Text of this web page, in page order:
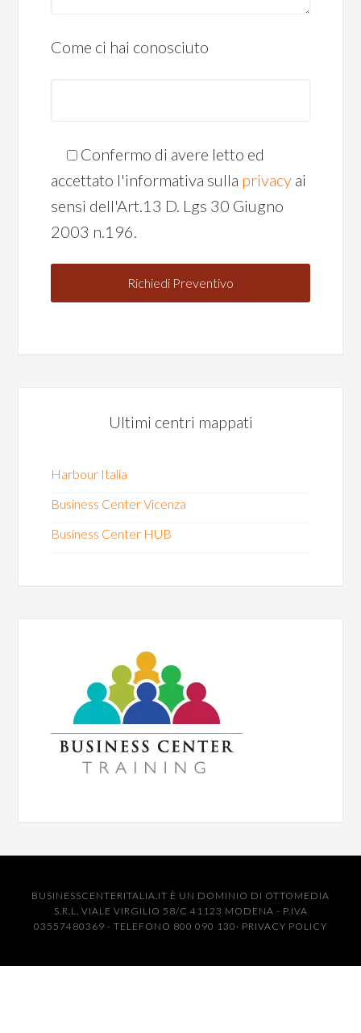
Come ci hai conosciuto
Confermo di avere letto ed
accettato l'informativa sulla privacy ai
sensi dell'Art.13 D. Lgs 30 Giugno
2003 n.196.
Ultimi centri mappati
Harbour Italia
Business Center Vicenza
Business Center HUB
BUSINESSCENTERITALIA.IT È UN DOMINIO DI OTTOMEDIA
S.R.L. VIALE VIRGILIO 58/C 41123 MODENA - P.IVA
03557480369 - TELEFONO 800 090 130· PRIVACY POLICY